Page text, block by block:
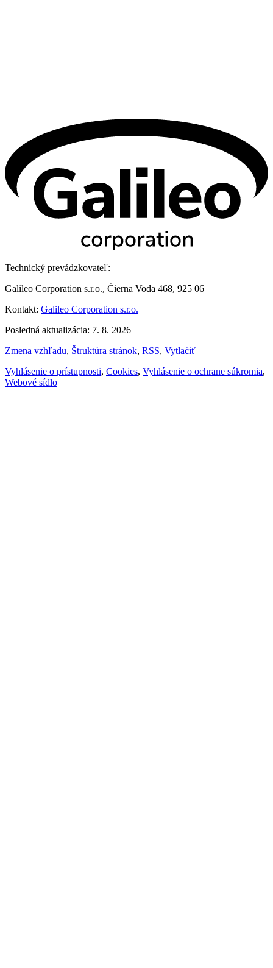
Technický prevádzkovateľ:
Galileo Corporation s.r.o., Čierna Voda 468, 925 06
Kontakt: Galileo Corporation s.r.o.
Posledná aktualizácia: 7. 8. 2026
Zmena vzhľadu, Štruktúra stránok, RSS, Vytlačiť
Vyhlásenie o prístupnosti, Cookies, Vyhlásenie o ochrane súkromia,
Webové sídlo